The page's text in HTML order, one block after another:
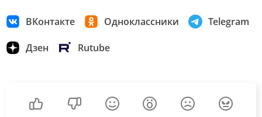
ВКонтакте Одноклассники Telegram
Дзен Rutube